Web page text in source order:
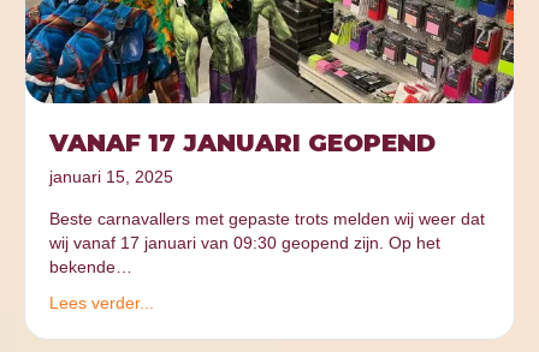
VANAF 17 JANUARI GEOPEND
januari 15, 2025
Beste carnavallers met gepaste trots melden wij weer dat
wij vanaf 17 januari van 09:30 geopend zijn. Op het
bekende…
Lees verder...